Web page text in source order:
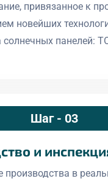
привязанное к
новейших
солнечных панелей:
Шаг - 03
и
производства в